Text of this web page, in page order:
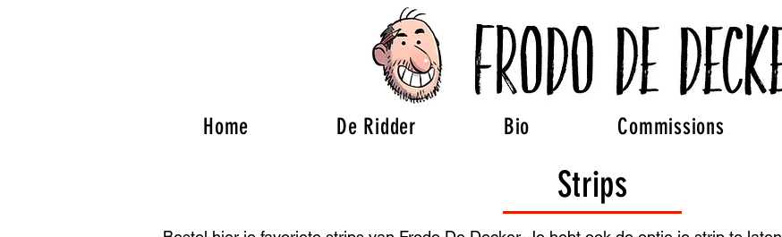
Home De Ridder Bio Commissions
Strips